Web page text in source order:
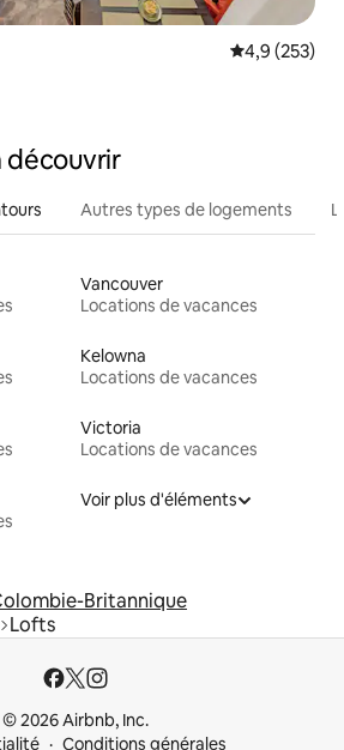
Note
4,9 (253)
découvrir
Autres types de logements
Vancouver
Locations de vacances
Kelowna
Locations de vacances
Victoria
Locations de vacances
Voir plus d'éléments
Britannique
Lofts
© 2026 Airbnb, Inc.
Conditions générales